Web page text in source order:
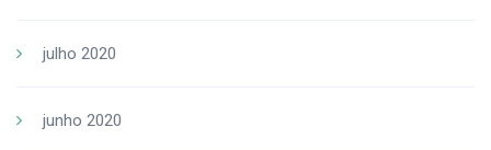
julho 2020
junho 2020